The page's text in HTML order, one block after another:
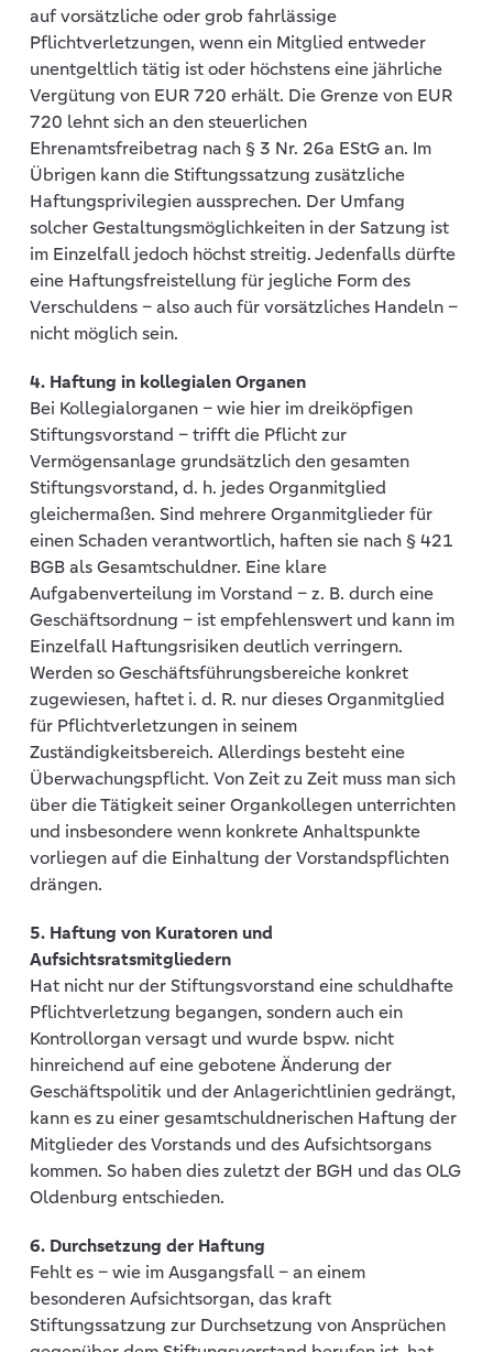
auf vorsätzliche oder grob fahrlässige
Pflichtverletzungen, wenn ein Mitglied entweder
unentgeltlich tätig ist oder höchstens eine jährliche
Vergütung von EUR 720 erhält. Die Grenze von EUR
720 lehnt sich an den steuerlichen
Ehrenamtsfreibetrag nach § 3 Nr. 26a EStG an. Im
Übrigen kann die Stiftungssatzung zusätzliche
Haftungsprivilegien aussprechen. Der Umfang
solcher Gestaltungsmöglichkeiten in der Satzung ist
im Einzelfall jedoch höchst streitig. Jedenfalls dürfte
eine Haftungsfreistellung für jegliche Form des
Verschuldens – also auch für vorsätzliches Handeln –
nicht möglich sein.
4. Haftung in kollegialen Organen
Bei Kollegialorganen – wie hier im dreiköpfigen
Stiftungsvorstand – trifft die Pflicht zur
Vermögensanlage grundsätzlich den gesamten
Stiftungsvorstand, d. h. jedes Organmitglied
gleichermaßen. Sind mehrere Organmitglieder für
einen Schaden verantwortlich, haften sie nach § 421
BGB als Gesamtschuldner. Eine klare
Aufgabenverteilung im Vorstand – z. B. durch eine
Geschäftsordnung – ist empfehlenswert und kann im
Einzelfall Haftungsrisiken deutlich verringern.
Werden so Geschäftsführungsbereiche konkret
zugewiesen, haftet i. d. R. nur dieses Organmitglied
für Pflichtverletzungen in seinem
Zuständigkeitsbereich. Allerdings besteht eine
Überwachungspflicht. Von Zeit zu Zeit muss man sich
über die Tätigkeit seiner Organkollegen unterrichten
und insbesondere wenn konkrete Anhaltspunkte
vorliegen auf die Einhaltung der Vorstandspflichten
drängen.
5. Haftung von Kuratoren und
Aufsichtsratsmitgliedern
Hat nicht nur der Stiftungsvorstand eine schuldhafte
Pflichtverletzung begangen, sondern auch ein
Kontrollorgan versagt und wurde bspw. nicht
hinreichend auf eine gebotene Änderung der
Geschäftspolitik und der Anlagerichtlinien gedrängt,
kann es zu einer gesamtschuldnerischen Haftung der
Mitglieder des Vorstands und des Aufsichtsorgans
kommen. So haben dies zuletzt der BGH und das OLG
Oldenburg entschieden.
6. Durchsetzung der Haftung
Fehlt es – wie im Ausgangsfall – an einem
besonderen Aufsichtsorgan, das kraft
Stiftungssatzung zur Durchsetzung von Ansprüchen